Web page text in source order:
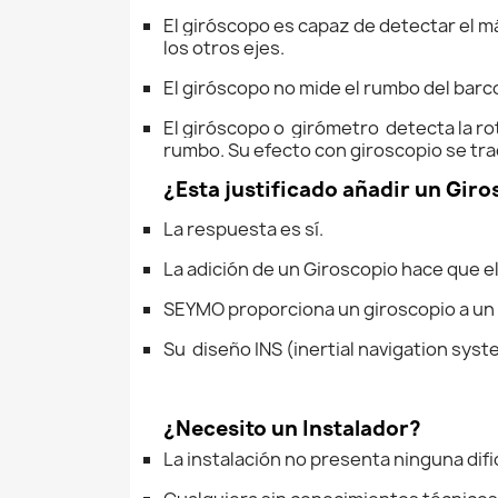
El giróscopo es capaz de detectar el
los otros ejes.
El giróscopo no mide el rumbo del
El giróscopo o girómetro detecta la
rumbo. Su efecto con giroscopio se
¿Esta justificado añadir un
La respuesta es sí.
La adición de un Giroscopio hace que
SEYMO proporciona un giroscopio a
Su diseño INS (inertial navigation
¿Necesito un Instalador?
La instalación no presenta ninguna